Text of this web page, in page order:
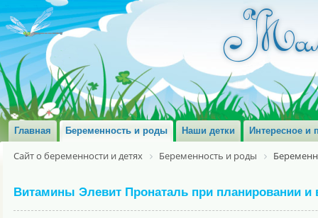
Главная Беременность и роды Наши детки Интересное и
Сайт о беременности и детях Беременность и роды
Витамины Элевит Пронаталь при планировании